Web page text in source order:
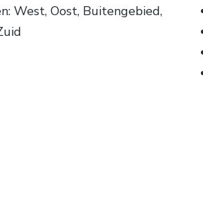
West, Oost, Buitengebied,